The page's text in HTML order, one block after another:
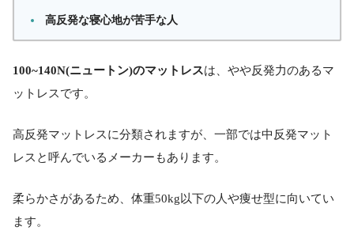
高反発な寝心地が苦手な人
100~140N(ニュートン)のマットレスは、やや反発力のあるマ
ットレスです。
高反発マットレスに分類されますが、一部では中反発マット
レスと呼んでいるメーカーもあります。
柔らかさがあるため、体重50kg以下の人や痩せ型に向いてい
ます。